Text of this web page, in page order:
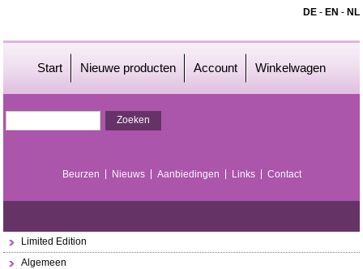
DE- EN - NL
Start Nieuwe producten Account Winkelwagen
Beurzen Nieuws Aanbiedingen Links Contact
Limited Edition
Algemeen